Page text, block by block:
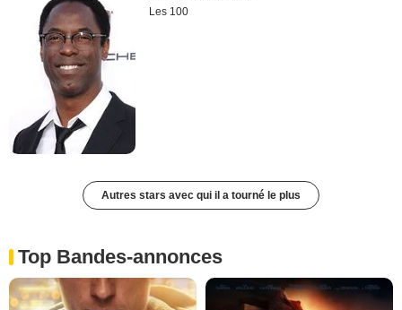
Les 100
Autres stars avec qui il a tourné le plus
Top Bandes-annonces